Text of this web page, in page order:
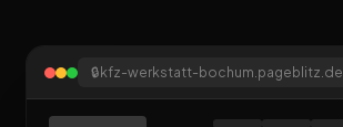
🔒 kfz-werkstatt-bochum.pageblitz.de